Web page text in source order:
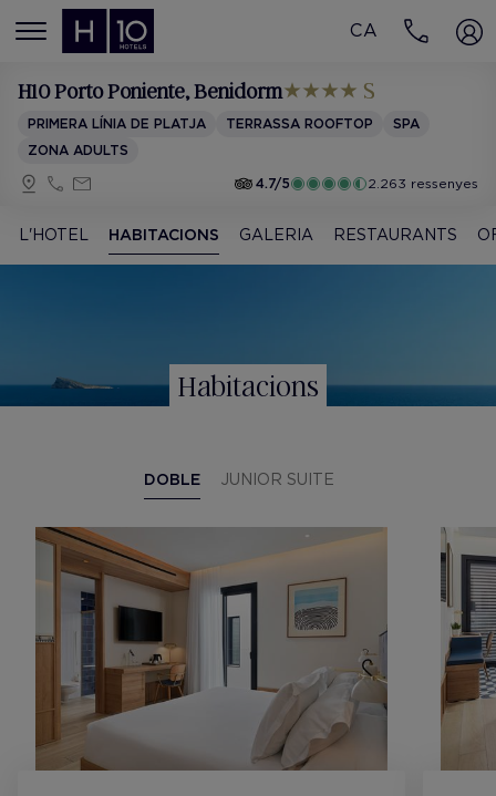
MENÚ
CA
H10 Porto Poniente, Benidorm
PRIMERA LÍNIA DE PLATJA TERRASSA ROOFTOP
SPA
ZONA ADULTS
4.7/5
2.263 ressenyes
L'HOTEL HABITACIONS GALERIA RESTAURANTS
Habitacions
DOBLE JUNIOR SUITE